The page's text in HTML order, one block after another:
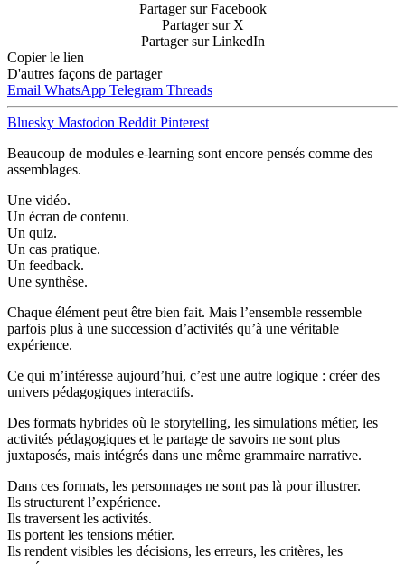
Partager sur Facebook
Partager sur X
Partager sur LinkedIn
Copier le lien
D'autres façons de partager
Email WhatsApp Telegram Threads
Bluesky Mastodon Reddit Pinterest
Beaucoup de modules e-learning sont encore pensés comme des
assemblages.
Une vidéo.
Un écran de contenu.
Un quiz.
Un cas pratique.
Un feedback.
Une synthèse.
Chaque élément peut être bien fait. Mais l’ensemble ressemble
parfois plus à une succession d’activités qu’à une véritable
expérience.
Ce qui m’intéresse aujourd’hui, c’est une autre logique : créer des
univers pédagogiques interactifs.
Des formats hybrides où le storytelling, les simulations métier, les
activités pédagogiques et le partage de savoirs ne sont plus
juxtaposés, mais intégrés dans une même grammaire narrative.
Dans ces formats, les personnages ne sont pas là pour illustrer.
Ils structurent l’expérience.
Ils traversent les activités.
Ils portent les tensions métier.
Ils rendent visibles les décisions, les erreurs, les critères, les